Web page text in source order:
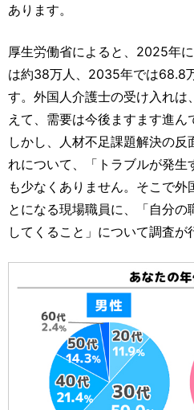
あります。
厚生労働省によると、2025年
は約38万人、2035年では68.8
す。外国人介護士の受け入れは
えて、需要は今後ますます進ん
しかし、人材不足課題解決の反
れについて、「トラブルが発生
も少なくありません。そこで外
とになる現場職員に、「自分
してくること」について調査が